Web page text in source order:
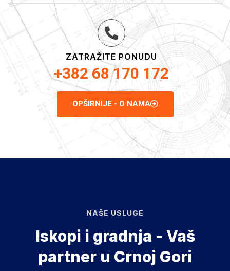
ZATRAŽITE PONUDU
+382 68 170 172
OPŠIRNIJE - O NAMA
NAŠE USLUGE
Iskopi i gradnja - Vaš
partner u Crnoj Gori